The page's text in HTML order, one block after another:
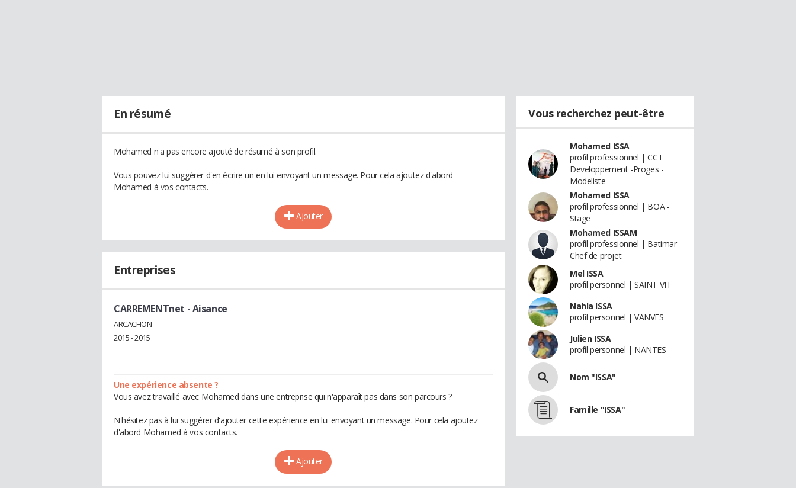
En résumé
Mohamed n'a pas encore ajouté de résumé à son profil.
Vous pouvez lui suggérer d'en écrire un en lui envoyant un message. Pour cela ajoutez d'abord
Mohamed à vos contacts.
Ajouter
Entreprises
CARREMENTnet - Aisance
ARCACHON
2015 - 2015
Une expérience absente ?
Vous avez travaillé avec Mohamed dans une entreprise qui n'apparaît pas dans son parcours ?
N'hésitez pas à lui suggérer d'ajouter cette expérience en lui envoyant un message. Pour cela ajoutez
d'abord Mohamed à vos contacts.
Ajouter
Vous recherchez peut-être
Mohamed ISSA
profil professionnel | CCT
Developpement -Proges -
Modeliste
Mohamed ISSA
profil professionnel | BOA -
Stage
Mohamed ISSAM
profil professionnel | Batimar -
Chef de projet
Mel ISSA
profil personnel | SAINT VIT
Nahla ISSA
profil personnel | VANVES
Julien ISSA
profil personnel | NANTES
Nom "ISSA"
Famille "ISSA"